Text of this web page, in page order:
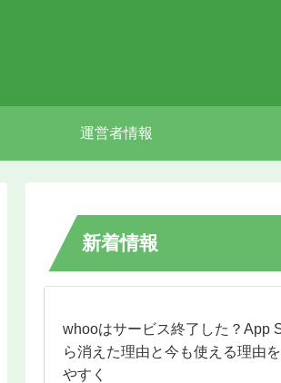
運営者情報
新着情報
whooはサービス終了した？App
ら消えた理由と今も使える理由
やすく